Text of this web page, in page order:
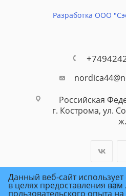
Разработка ООО
Российская
г. Кострома, ул.
ж.
Данный веб-сайт
в целях предоставления
пользовательского опыта